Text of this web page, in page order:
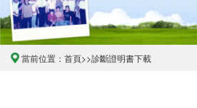
當前位置： 首頁>>診斷證明書下載